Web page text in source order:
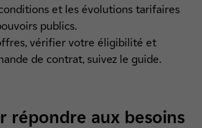
et les évolutions tarifaires
publics.
vérifier votre éligibilité et
de contrat, suivez le guide.
répondre aux besoins